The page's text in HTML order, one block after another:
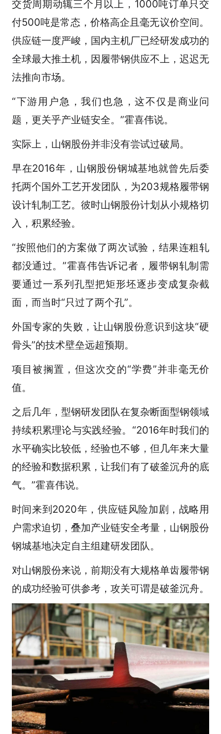
交货周期动辄三个月以上，1000吨订单只交
付500吨是常态，价格高企且毫无议价空间。
供应链一度严峻，国内主机厂已经研发成功的
全球最大推土机，因履带钢供应不上，迟迟无
法推向市场。
“下游用户急，我们也急，这不仅是商业问
题，更关乎产业链安全。”霍喜伟说。
实际上，山钢股份并非没有尝试过破局。
早在2016年，山钢股份钢城基地就曾先后委
托两个国外工艺开发团队，为203规格履带钢
设计轧制工艺。彼时山钢股份计划从小规格切
入，积累经验。
“按照他们的方案做了两次试验，结果连粗轧
都没通过。”霍喜伟告诉记者，履带钢轧制需
要通过一系列孔型把矩形坯逐步变成复杂截
面，而当时“只过了两个孔”。
外国专家的失败，让山钢股份意识到这块“硬
骨头”的技术壁垒远超预期。
项目被搁置，但这次交的“学费”并非毫无价
值。
之后几年，型钢研发团队在复杂断面型钢领域
持续积累理论与实践经验。“2016年时我们的
水平确实比较低，经验也不够，但几年来大量
的经验和数据积累，让我们有了破釜沉舟的底
气。”霍喜伟说。
时间来到2020年，供应链风险加剧，战略用
户需求迫切，叠加产业链安全考量，山钢股份
钢城基地决定自主组建研发团队。
对山钢股份来说，前期没有大规格单齿履带钢
的成功经验可供参考，攻关可谓是破釜沉舟。